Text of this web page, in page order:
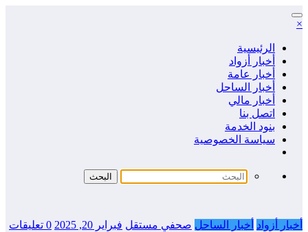
التجاوز
إلى
×
الرئيسية
أخبار أزواد
أخبار عامة
أخبار الساحل
أخبار مالي
اتصل بنا
بنود الخدمة
سياسة الخصوصية
أخبار أزواد أخبار الساحل صحفي مستقل فبراير 20, 2025 0 تعليقات